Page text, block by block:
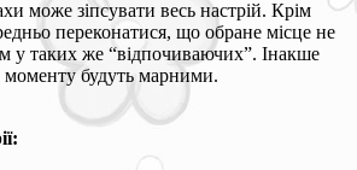
може зіпсувати весь настрій. Крім
переконатися, що обране місце не
у таких же “відпочиваючих”. Інакше
моменту будуть марними.